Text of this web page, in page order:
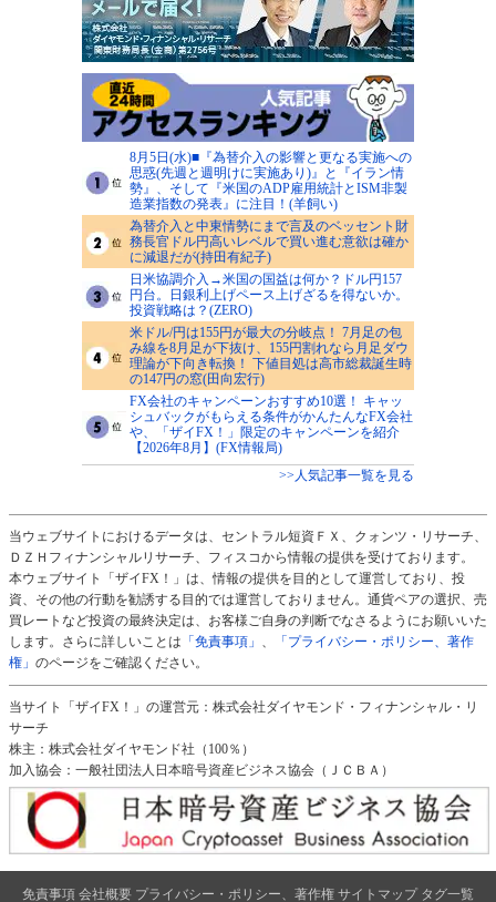
8月5日(水)■『為替介入の影響と更なる実施への
思惑(先週と週明けに実施あり)』と『イラン情
勢』、そして『米国のADP雇用統計とISM非製
造業指数の発表』に注目！(羊飼い)
為替介入と中東情勢にまで言及のベッセント財
務長官ドル円高いレベルで買い進む意欲は確か
に減退だが(持田有紀子)
日米協調介入→米国の国益は何か？ドル円157
円台。日銀利上げペース上げざるを得ないか。
投資戦略は？(ZERO)
米ドル/円は155円が最大の分岐点！ 7月足の包
み線を8月足が下抜け、155円割れなら月足ダウ
理論が下向き転換！ 下値目処は高市総裁誕生時
の147円の窓(田向宏行)
FX会社のキャンペーンおすすめ10選！ キャッ
シュバックがもらえる条件がかんたんなFX会社
や、「ザイFX！」限定のキャンペーンを紹介
【2026年8月】(FX情報局)
>>人気記事一覧を見る
当ウェブサイトにおけるデータは、セントラル短資ＦＸ、クォンツ・リサーチ、
ＤＺＨフィナンシャルリサーチ、フィスコから情報の提供を受けております。
本ウェブサイト「ザイFX！」は、情報の提供を目的として運営しており、投
資、その他の行動を勧誘する目的では運営しておりません。通貨ペアの選択、売
買レートなど投資の最終決定は、お客様ご自身の判断でなさるようにお願いいた
します。さらに詳しいことは 「免責事項」 、
「プライバシー・ポリシー、著作
権」 のページをご確認ください。
当サイト「ザイFX！」の運営元：株式会社ダイヤモンド・フィナンシャル・リ
サーチ
株主：株式会社ダイヤモンド社（100％）
加入協会：一般社団法人日本暗号資産ビジネス協会（ＪＣＢＡ）
免責事項 会社概要 プライバシー・ポリシー、著作権 サイトマップ タグ一覧